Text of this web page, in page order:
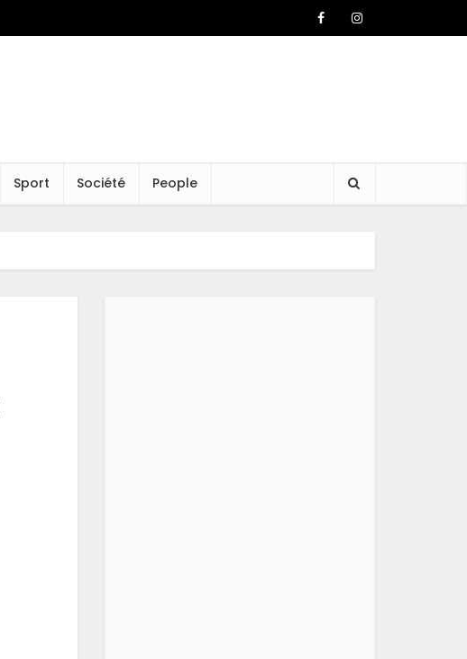
Sport Société People